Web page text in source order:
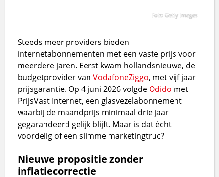
Foto Getty Images
Steeds meer providers bieden
internetabonnementen met een vaste prijs voor
meerdere jaren. Eerst kwam hollandsnieuwe, de
budgetprovider vanVodafoneZiggo, met vijf jaar
prijsgarantie. Op 4 juni 2026 volgde Odido met
PrijsVast Internet, een glasvezelabonnement
waarbij de maandprijs minimaal drie jaar
gegarandeerd gelijk blijft. Maar is dat écht
voordelig of een slimme marketingtruc?
Nieuwe propositie zonder
inflatiecorrectie